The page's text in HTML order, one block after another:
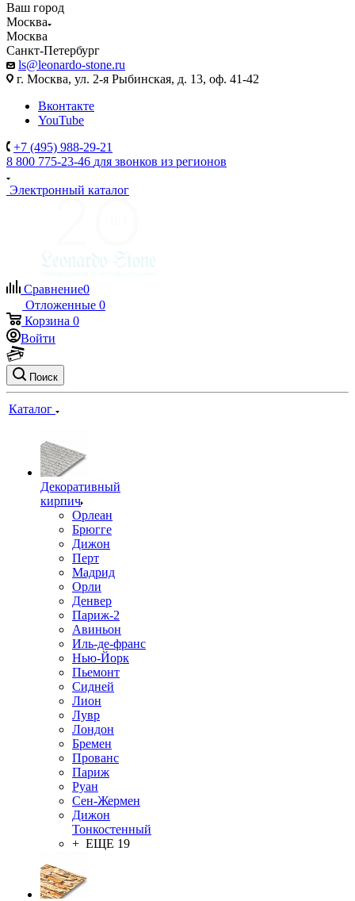
Ваш город
Москва
Москва
Санкт-Петербург
ls@leonardo-stone.ru
г. Москва, ул. 2-я Рыбинская, д. 13, оф. 41-42
Вконтакте
YouTube
+7 (495) 988-29-21
8 800 775-23-46 для звонков из регионов
Электронный каталог
Сравнение0
Отложенные 0
Корзина 0
Войти
Поиск
Каталог
Декоративный
кирпич
Орлеан
Брюгге
Дижон
Перт
Мадрид
Орли
Денвер
Париж-2
Авиньон
Иль-де-франс
Нью-Йорк
Пьемонт
Сидней
Лион
Лувр
Лондон
Бремен
Прованс
Париж
Руан
Сен-Жермен
Дижон
Тонкостенный
+ ЕЩЕ 19